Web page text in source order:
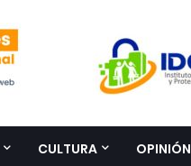
CULTURA OPINIÓN